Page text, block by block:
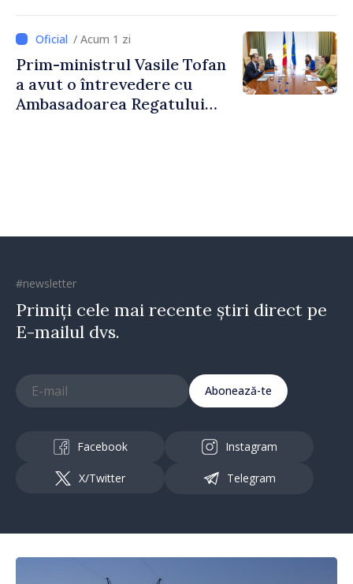
2027
/ Acum 1 zi
Prim-ministrul Vasile Tofan
a avut o întrevedere cu
Ambasadoarea Regatului
#newsletter
Primiți cele mai recente știri direct pe
E-mailul dvs.
Abonează-te
Facebook Instagram
X/Twitter Telegram